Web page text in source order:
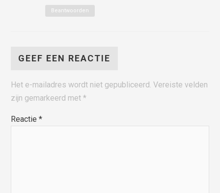
Beantwoorden
GEEF EEN REACTIE
Het e-mailadres wordt niet gepubliceerd. Vereiste velden
zijn gemarkeerd met*
Reactie*